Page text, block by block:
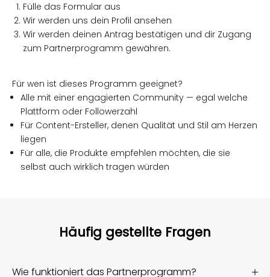
Fülle das Formular aus
Wir werden uns dein Profil ansehen
Wir werden deinen Antrag bestätigen und dir Zugang
zum Partnerprogramm gewähren.
Für wen ist dieses Programm geeignet?
Alle mit einer engagierten Community — egal welche
Plattform oder Followerzahl
Für Content-Ersteller, denen Qualität und Stil am Herzen
liegen
Für alle, die Produkte empfehlen möchten, die sie
selbst auch wirklich tragen würden
Häufig gestellte Fragen
Wie funktioniert das Partnerprogramm?